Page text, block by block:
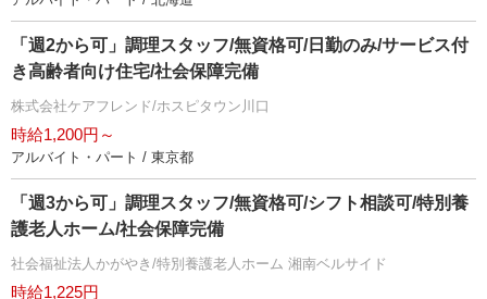
「週2から可」調理スタッフ/無資格可/日勤のみ/サービス付
き高齢者向け住宅/社会保障完備
株式会社ケアフレンド/ホスピタウン川口
時給1,200円～
アルバイト・パート / 東京都
「週3から可」調理スタッフ/無資格可/シフト相談可/特別養
護老人ホーム/社会保障完備
社会福祉法人かがやき/特別養護老人ホーム 湘南ベルサイド
時給1,225円